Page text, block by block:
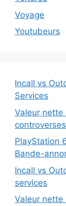
Voyage
Youtubeurs
Incall vs
Services
Valeur nette
PlayStation
Bande-
Incall vs
services
Valeur nette